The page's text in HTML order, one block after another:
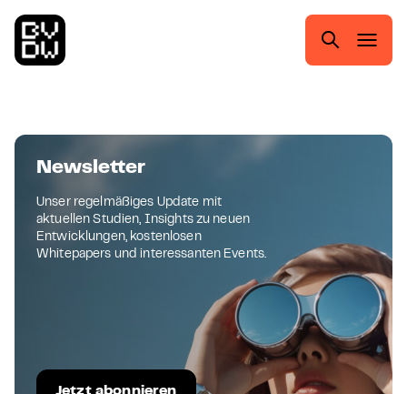
Hauptmenü
springen
Suche
springen
Inhalt
springen
Footer
springen
nach:
Newsletter
Unser regelmäßiges Update mit
aktuellen Studien, Insights zu neuen
Entwicklungen, kostenlosen
Whitepapers und interessanten Events.
Jetzt abonnieren